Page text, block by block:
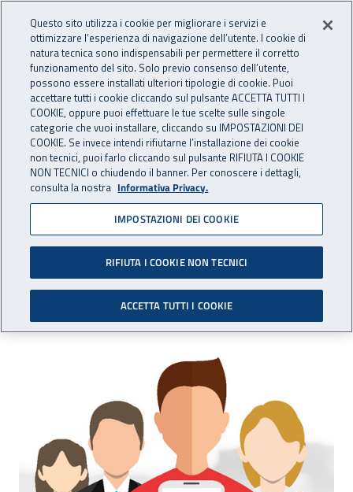
INAIL - Istituto Nazionale
Apri cerca
Navigazione principale
Navigazione - Ti trovi in:
Home Inail comunica Eventi
08 febbraio 2019
Open day - progetto
Cantiere digitale
Lucca - venerdì 8 febbraio 2019
Open day - progetto Cantiere digitale
Questo sito utilizza i cookie per migliorare i servizi e
ottimizzare l’esperienza di navigazione dell’utente. I cookie di
natura tecnica sono indispensabili per permettere il corretto
funzionamento del sito. Solo previo consenso dell’utente,
possono essere installati ulteriori tipologie di cookie. Puoi
accettare tutti i cookie cliccando sul pulsante ACCETTA TUTTI I
COOKIE, oppure puoi effettuare le tue scelte sulle singole
categorie che vuoi installare, cliccando su IMPOSTAZIONI DEI
COOKIE. Se invece intendi rifiutarne l’installazione dei cookie
non tecnici, puoi farlo cliccando sul pulsante RIFIUTA I COOKIE
NON TECNICI o chiudendo il banner. Per conoscere i dettagli,
consulta la nostra Informativa Privacy.
IMPOSTAZIONI DEI COOKIE
RIFIUTA I COOKIE NON TECNICI
ACCETTA TUTTI I COOKIE